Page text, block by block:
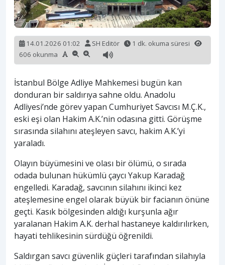
14.01.2026 01:02 SH Editör
1 dk. okuma süresi
606 okunma
İstanbul Bölge Adliye Mahkemesi bugün kan
donduran bir saldırıya sahne oldu. Anadolu
Adliyesi’nde görev yapan Cumhuriyet Savcısı M.Ç.K.,
eski eşi olan Hakim A.K.’nin odasına gitti. Görüşme
sırasında silahını ateşleyen savcı, hakim A.K.’yi
yaraladı.
Olayın büyümesini ve olası bir ölümü, o sırada
odada bulunan hükümlü çaycı Yakup Karadağ
engelledi. Karadağ, savcının silahını ikinci kez
ateşlemesine engel olarak büyük bir facianın önüne
geçti. Kasık bölgesinden aldığı kurşunla ağır
yaralanan Hakim A.K. derhal hastaneye kaldırılırken,
hayati tehlikesinin sürdüğü öğrenildi.
Saldırgan savcı güvenlik güçleri tarafından silahıyla